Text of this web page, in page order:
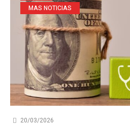
MAS NOTICIAS
20/03/2026